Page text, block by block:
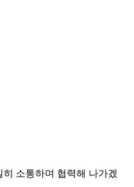
소통하며 협력해 나가겠